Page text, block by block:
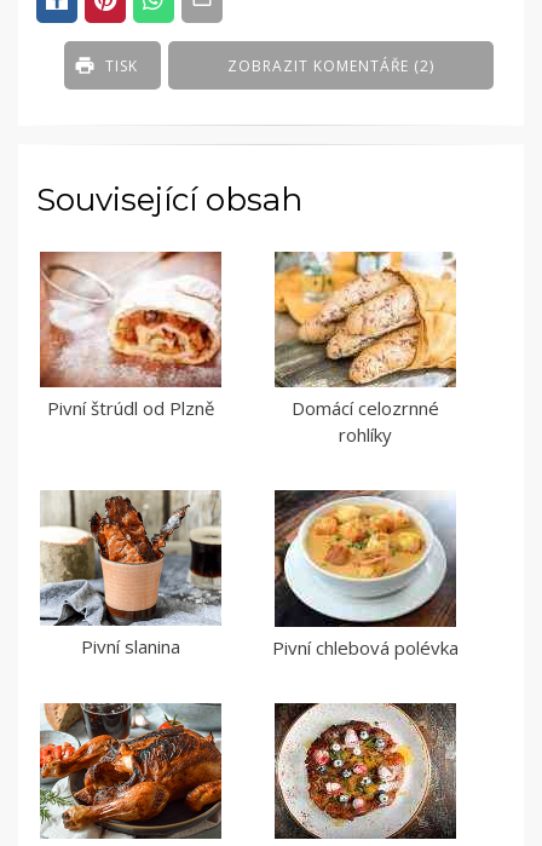
ZOBRAZIT KOMENTÁŘE (2)
TISK
Související obsah
Pivní štrúdl od Plzně
Domácí celozrnné
rohlíky
Pivní slanina Pivní chlebová polévka